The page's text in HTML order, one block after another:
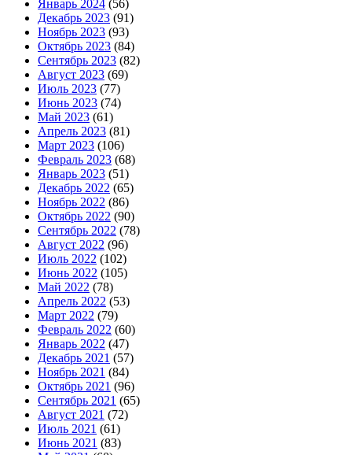
Январь 2024 (56)
Декабрь 2023 (91)
Ноябрь 2023 (93)
Октябрь 2023 (84)
Сентябрь 2023 (82)
Август 2023 (69)
Июль 2023 (77)
Июнь 2023 (74)
Май 2023 (61)
Апрель 2023 (81)
Март 2023 (106)
Февраль 2023 (68)
Январь 2023 (51)
Декабрь 2022 (65)
Ноябрь 2022 (86)
Октябрь 2022 (90)
Сентябрь 2022 (78)
Август 2022 (96)
Июль 2022 (102)
Июнь 2022 (105)
Май 2022 (78)
Апрель 2022 (53)
Март 2022 (79)
Февраль 2022 (60)
Январь 2022 (47)
Декабрь 2021 (57)
Ноябрь 2021 (84)
Октябрь 2021 (96)
Сентябрь 2021 (65)
Август 2021 (72)
Июль 2021 (61)
Июнь 2021 (83)